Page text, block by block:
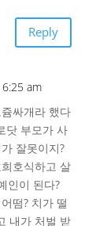
Reply
am
싸개라 했다
닷 부모가 사
잘못이지?
호식하고 살
인이 된다?
떰? 치가 떨
내가 처벌 받